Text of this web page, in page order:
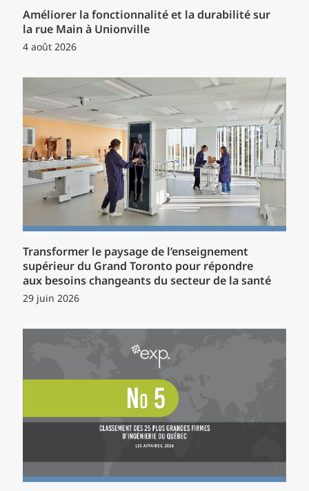
Améliorer la fonctionnalité et la durabilité sur
la rue Main à Unionville
4 août 2026
Transformer le paysage de l’enseignement
supérieur du Grand Toronto pour répondre
aux besoins changeants du secteur de la santé
29 juin 2026